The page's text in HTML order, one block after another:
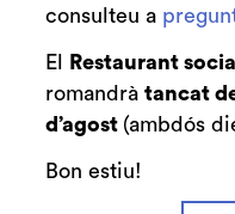
Club de
Auditori de
consulteu a
El Restaurant
romandràtancat
d’agost (ambdós
Bon estiu!